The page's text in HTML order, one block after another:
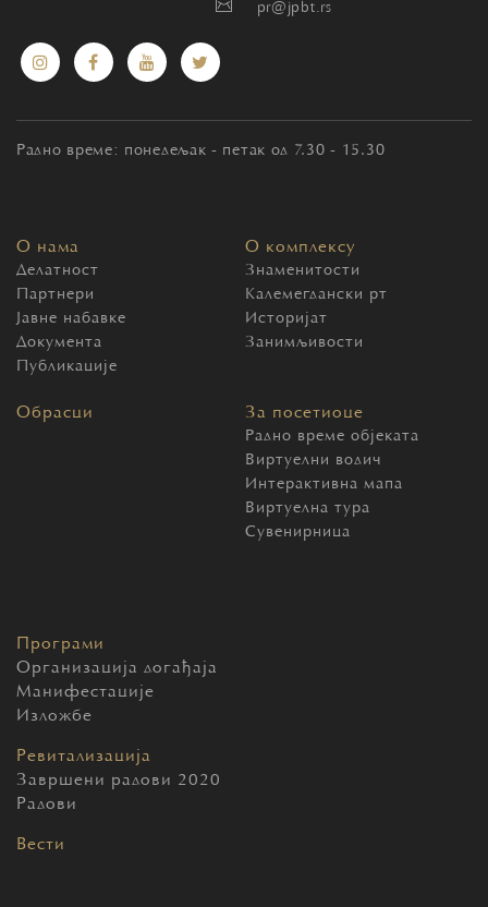
pr@jpbt.rs
Радно време: понедељак - петак од 7.30 - 15.30
О нама
Делатност
Партнери
Јавне набавке
Документа
Публикације
О комплексу
Знаменитости
Калемегдански рт
Историјат
Занимљивости
Обрасци За посетиоце
Радно време објеката
Виртуелни водич
Интерактивна мапа
Виртуелна тура
Сувенирница
Програми
Организација догађаја
Манифестације
Изложбе
Ревитализација
Завршени радови 2020
Радови
Вести